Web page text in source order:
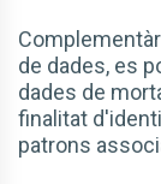
de dades, es
dades de
finalitat
patrons